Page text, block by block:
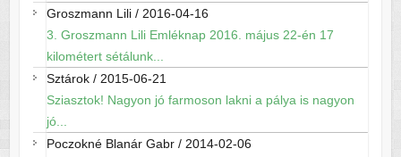
Groszmann Lili/ 2016-04-16
3. Groszmann Lili Emléknap 2016. május 22-én 17
kilométert sétálunk...
Sztárok/ 2015-06-21
Sziasztok! Nagyon jó farmoson lakni a pálya is nagyon
jó...
Poczokné Blanár Gabr/ 2014-02-06